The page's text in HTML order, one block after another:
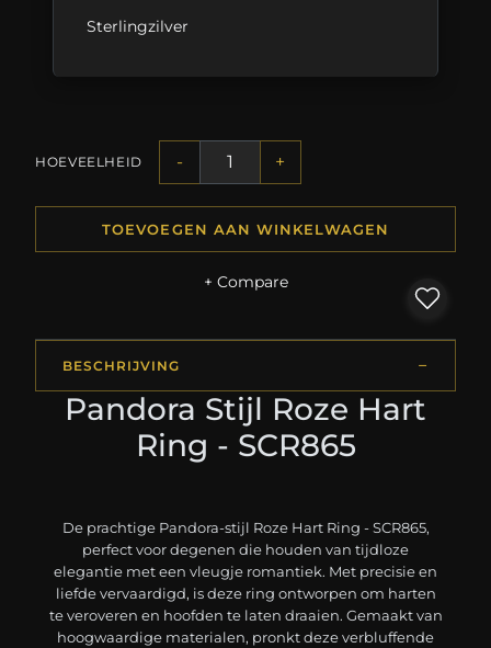
Sterlingzilver
HOEVEELHEID - +
TOEVOEGEN AAN WINKELWAGEN
+ Compare
BESCHRIJVING
Pandora Stijl Roze Hart
Ring - SCR865
De prachtige Pandora-stijl Roze Hart Ring - SCR865,
perfect voor degenen die houden van tijdloze
elegantie met een vleugje romantiek. Met precisie en
liefde vervaardigd, is deze ring ontworpen om harten
te veroveren en hoofden te laten draaien. Gemaakt van
hoogwaardige materialen, pronkt deze verbluffende